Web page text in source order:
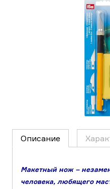
Описание
Макетный нож –
человека, любящего